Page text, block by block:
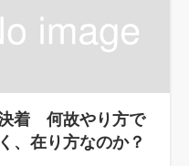
着 何故やり方で
、在り方なのか？